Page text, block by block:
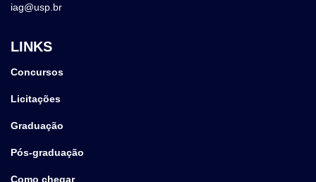
iag@usp.br
LINKS
Concursos
Licitações
Graduação
Pós-graduação
Como chegar